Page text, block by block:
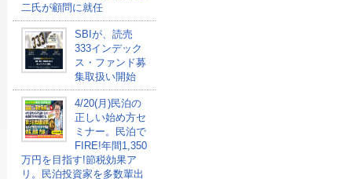
二氏が顧問に就任
SBIが、読売
333インデック
ス・ファンド募
集取扱い開始
4/20(月)民泊の
正しい始め方セ
ミナー。民泊で
FIRE!年間1,350
万円を目指す!節税効果ア
リ。民泊投資家を多数輩出